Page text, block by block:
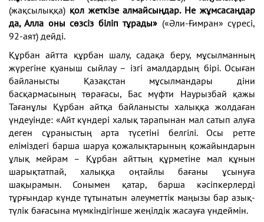
(жақсылыққа) қол жеткізе алмайсыңдар. Не жұмсасаңдар
да, Алла оны сөзсіз біліп тұрады» («Әли-Ғимран» сүресі,
92-аят) дейді.
Құрбан айтта құрбан шалу, садақа беру, мұсылманның
жүрегіне қуаныш сыйлау – ізгі амалдардың бірі. Осыған
байланысты Қазақстан мұсылмандары діни
басқармасының төрағасы, Бас мүфти Наурызбай қажы
Тағанұлы Құрбан айтқа байланысты халыққа жолдаған
үндеуінде: «Айт күндері халық тарапынан мал сатып алуға
деген сұраныстың арта түсетіні белгілі. Осы ретте
еліміздегі барша шаруа қожалықтарының қожайындарын
ұлық мейрам – Құрбан айттың құрметіне мал құнын
шарықтатпай, халыққа оңтайлы бағаны ұсынуға
шақырамын. Сонымен қатар, барша кәсіпкерлерді
тұрғындар күнде тұтынатын әлеуметтік маңызы бар азық-
түлік бағасына мүмкіндігінше жеңілдік жасауға үндеймін.